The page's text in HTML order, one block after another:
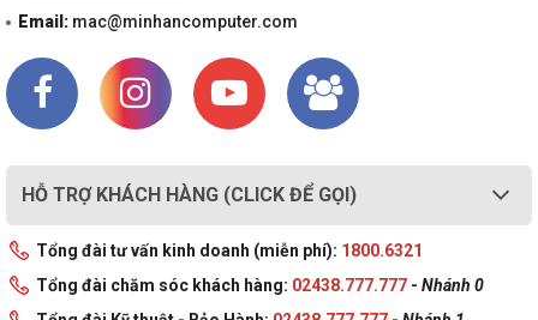
Email: mac@minhancomputer.com
HỖ TRỢ KHÁCH HÀNG (CLICK ĐỂ GỌI)
Tổng đài tư vấn kinh doanh (miễn phí): 1800.6321
Tổng đài chăm sóc khách hàng: 02438.777.777 - Nhánh 0